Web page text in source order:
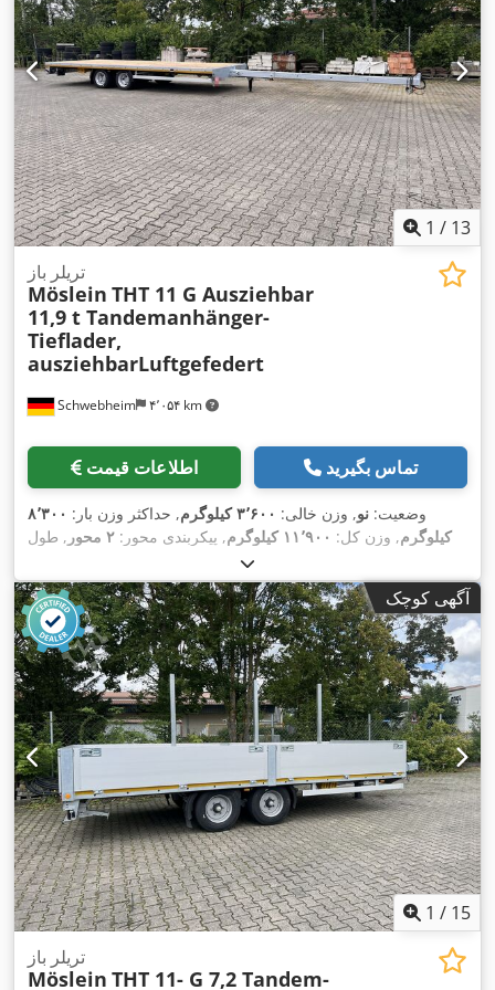
1 / 13
Schwebheim ۴٬۰۵۴ km
تریلر باز
Möslein THT 11 G Ausziehbar
11,9 t Tandemanhänger-
Tieflader,
ausziehbarLuftgefedert
اطلاعات قیمت تماس بگیرید
وضعیت: نو, وزن خالی: ۳٬۶۰۰ کیلوگرم , حداکثر وزن بار: ۸٬۳۰۰
کیلوگرم, وزن کل: ۱۱٬۹۰۰ کیلوگرم , پیکربندی محور: ۲ محور
, طول
میلی‌متر, سیستم تعلیق:هوا, سایز تایر: 205/65 R 17,5 , رنگ:دیگر,
نوع چرخ‌دنده:دیگر, اندازه لاستیک جلو: 205/65 R 17,5
عقب:205/65 R 17,5 , کابین راننده:دیگر, کلاس انتشار:هیچ, سوخت:
زیست‌دیزل, تجهیزات: اِی‌بی‌اِس‎, ترمز بادی تحت فشار,
آگهی کوچک
1 / 15
تریلر باز
Möslein THT 11- G 7,2 Tandem-